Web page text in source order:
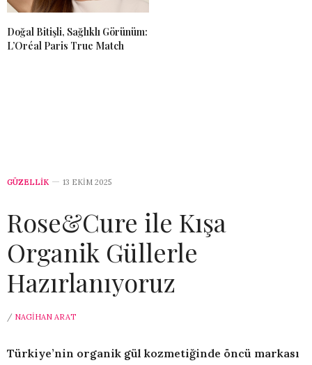
Doğal Bitişli, Sağlıklı Görünüm:
L’Oréal Paris True Match
GÜZELLİK 13 EKIM 2025
Rose&Cure ile Kışa
Organik Güllerle
Hazırlanıyoruz
/ NAGIHAN ARAT
Türkiye’nin organik gül kozmetiğinde öncü markası